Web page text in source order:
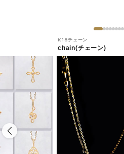
K18チェーン
chain(チェーン)